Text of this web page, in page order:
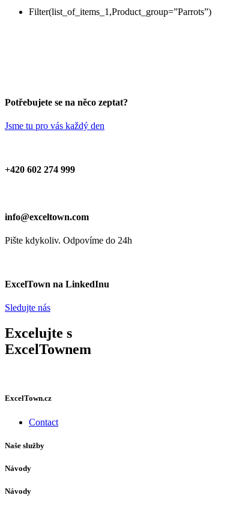
Filter(list_of_items_1,Product_group=”Parrots”)
Potřebujete se na něco zeptat?
Jsme tu pro vás každý den
+420 602 274 999
info@exceltown.com
Pište kdykoliv. Odpovíme do 24h
ExcelTown na LinkedInu
Sledujte nás
Excelujte s
ExcelTownem
ExcelTown.cz
Contact
Naše služby
Návody
Návody